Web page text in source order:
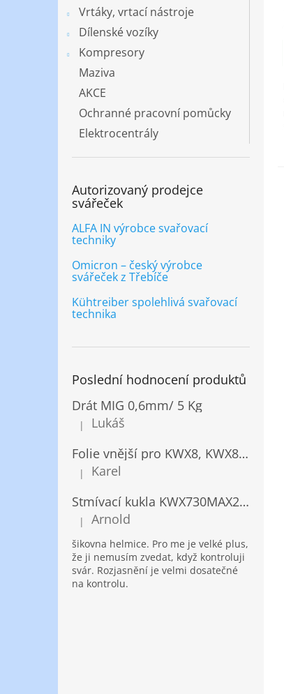
Vrtáky, vrtací nástroje
Dílenské vozíky
Kompresory
Maziva
AKCE
Ochranné pracovní pomůcky
Elektrocentrály
Autorizovaný prodejce
svářeček
ALFA IN výrobce svařovací
techniky
Omicron – český výrobce
svářeček z Třebíče
Kühtreiber spolehlivá svařovací
technika
Poslední hodnocení produktů
Drát MIG 0,6mm/ 5 Kg
Hodnocení produktu je 5 z 5 hvězdiček.
|
Lukáš
Folie vnější pro KWX8, KWX820/ 10ks
Hodnocení produktu je 5 z 5 hvězdiček.
|
Karel
Stmívací kukla KWX730MAX2,5!® + NANOClean
Hodnocení produktu je 5 z 5 hvězdiček.
| Arnold
šikovna helmice. Pro me je velké plus,
že ji nemusím zvedat, když kontroluji
svár. Rozjasnění je velmi dosatečné
na kontrolu.